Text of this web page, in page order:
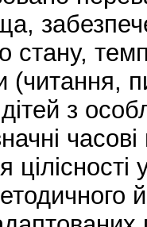
стану,
(читання,
з